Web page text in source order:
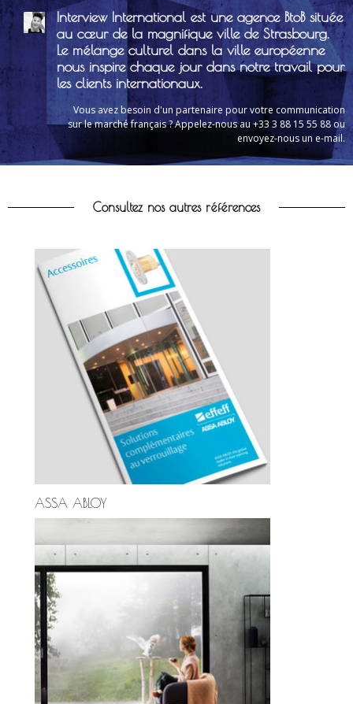
Interview International est une agence BtoB située
au cœur de la magnifique ville de Strasbourg.
Le mélange culturel dans la ville européenne
nous inspire chaque jour dans notre travail pour
les clients internationaux.
Vous avez besoin d'un partenaire pour votre communication
sur le marché français ? Appelez-nous au +33 3 88 15 55 88 ou
envoyez-nous un e-mail.
Consultez nos autres références
ASSA ABLOY